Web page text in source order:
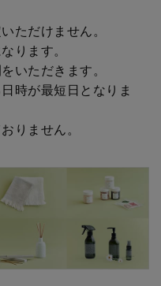
ただけません。
ります。
いただきます。
時が最短日となりま
りません。